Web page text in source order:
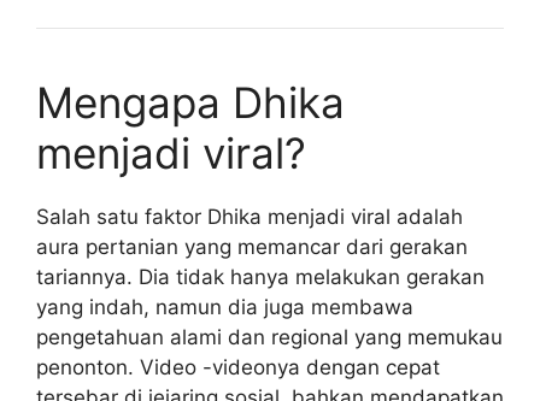
Mengapa Dhika
menjadi viral?
Salah satu faktor Dhika menjadi viral adalah
aura pertanian yang memancar dari gerakan
tariannya. Dia tidak hanya melakukan gerakan
yang indah, namun dia juga membawa
pengetahuan alami dan regional yang memukau
penonton. Video -videonya dengan cepat